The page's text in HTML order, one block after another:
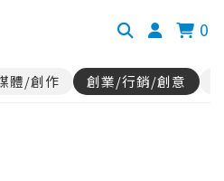
0
體/創作 創業/行銷/創意